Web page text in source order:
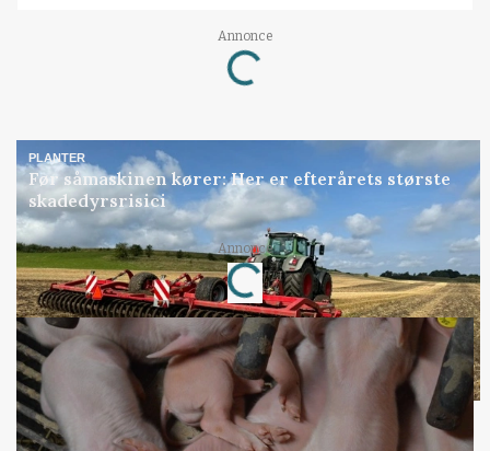
Annonce
Loading...
PLANTER
Før såmaskinen kører: Her er efterårets største
skadedyrsrisici
Annonce
Loading...